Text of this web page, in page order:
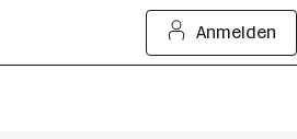
Anmelden